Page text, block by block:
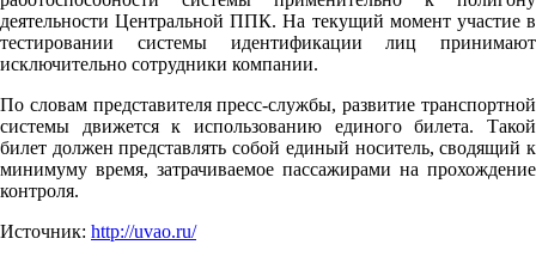
деятельности Центральной ППК. На текущий момент участие в
тестировании системы идентификации лиц принимают
исключительно сотрудники компании.
По словам представителя пресс-службы, развитие транспортной
системы движется к использованию единого билета. Такой
билет должен представлять собой единый носитель, сводящий к
минимуму время, затрачиваемое пассажирами на прохождение
контроля.
Источник: http://uvao.ru/